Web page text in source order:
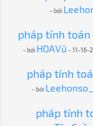
- bởi
pháp tính toán
- bởi HOAVũ - 11-16-
pháp tính
- bởi
pháp tính